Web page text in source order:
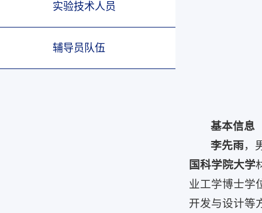
实验技术人员
辅导员队伍
基本信息
李先雨，
国科学院大学
业工学博士学
开发与设计等